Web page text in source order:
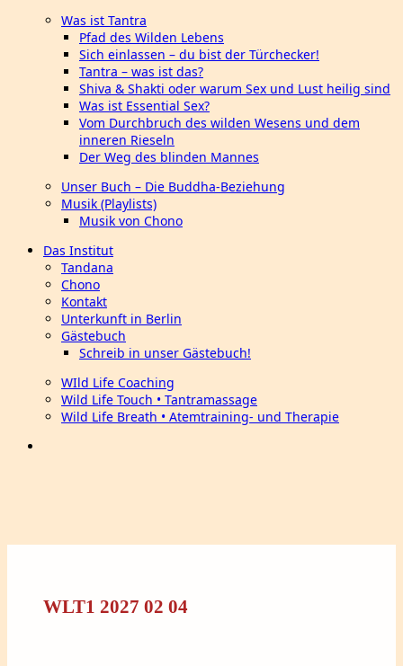
Was ist Tantra
Pfad des Wilden Lebens
Sich einlassen – du bist der Türchecker!
Tantra – was ist das?
Shiva & Shakti oder warum Sex und Lust heilig sind
Was ist Essential Sex?
Vom Durchbruch des wilden Wesens und dem
inneren Rieseln
Der Weg des blinden Mannes
Unser Buch – Die Buddha-Beziehung
Musik (Playlists)
Musik von Chono
Das Institut
Tandana
Chono
Kontakt
Unterkunft in Berlin
Gästebuch
Schreib in unser Gästebuch!
WIld Life Coaching
Wild Life Touch • Tantramassage
Wild Life Breath • Atemtraining- und Therapie
WLT1 2027 02 04